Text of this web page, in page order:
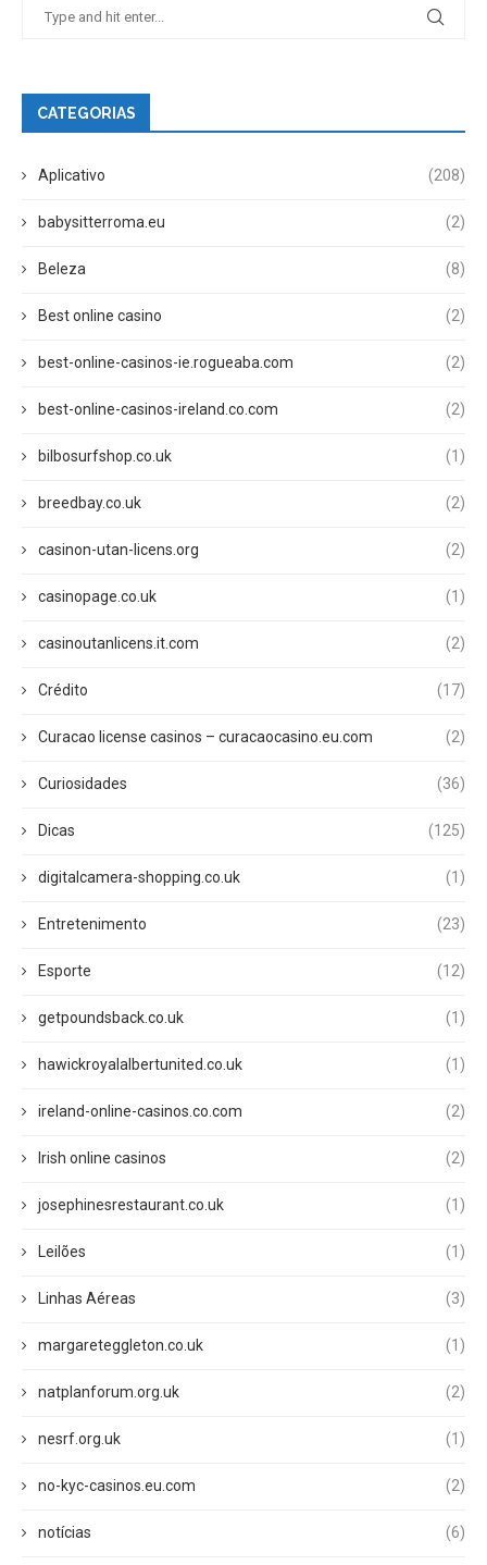
CATEGORIAS
Aplicativo (208)
babysitterroma.eu (2)
Beleza (8)
Best online casino (2)
best-online-casinos-ie.rogueaba.com (2)
best-online-casinos-ireland.co.com (2)
bilbosurfshop.co.uk (1)
breedbay.co.uk (2)
casinon-utan-licens.org (2)
casinopage.co.uk (1)
casinoutanlicens.it.com (2)
Crédito (17)
Curacao license casinos – curacaocasino.eu.com (2)
Curiosidades (36)
Dicas (125)
digitalcamera-shopping.co.uk (1)
Entretenimento (23)
Esporte (12)
getpoundsback.co.uk (1)
hawickroyalalbertunited.co.uk (1)
ireland-online-casinos.co.com (2)
Irish online casinos (2)
josephinesrestaurant.co.uk (1)
Leilões (1)
Linhas Aéreas (3)
margareteggleton.co.uk (1)
natplanforum.org.uk (2)
nesrf.org.uk (1)
no-kyc-casinos.eu.com (2)
notícias (6)